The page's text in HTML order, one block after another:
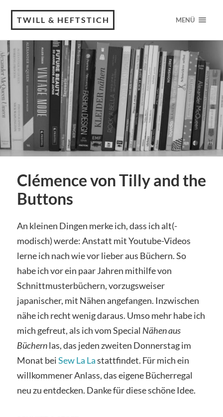
TWILL & HEFTSTICH MENÜ
Clémence von Tilly and the
Buttons
An kleinen Dingen merke ich, dass ich alt(-
modisch) werde: Anstatt mit Youtube-Videos
lerne ich nach wie vor lieber aus Büchern.So
habe ich vor ein paar Jahren mithilfe von
Schnittmusterbüchern, vorzugsweiser
japanischer, mit Nähen angefangen. Inzwischen
nähe ich recht wenig daraus. Umso mehr habe ich
mich gefreut, als ich vom Special Nähen aus
Büchernlas, das jeden zweiten Donnerstag im
Monat beiSew La Lastattfindet. Für mich ein
willkommener Anlass, das eigene Bücherregal
neu zu entdecken. Danke für diese schöne Idee.